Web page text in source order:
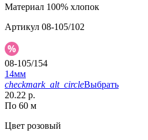
Материал 100% хлопок
Артикул 08-105/102
08-105/154
14мм
checkmark_alt_circleВыбрать
20.22 р.
По 60 м
Цвет розовый